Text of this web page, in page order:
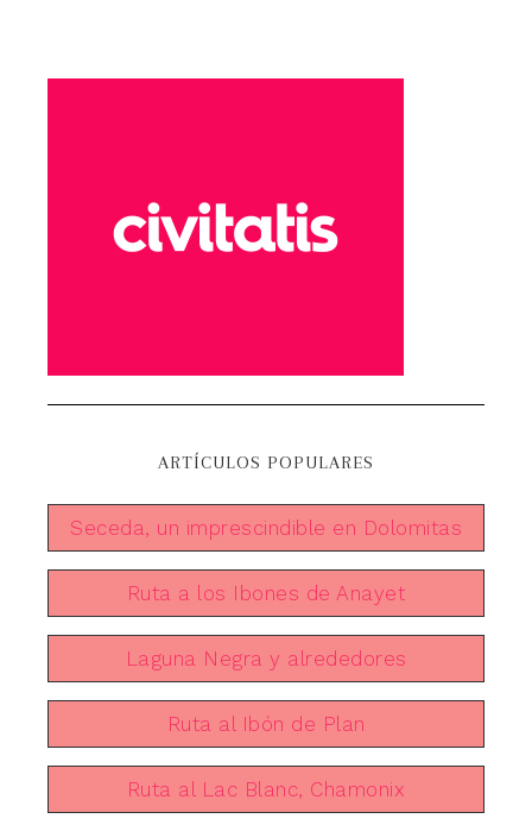
ARTÍCULOS POPULARES
Seceda, un imprescindible en Dolomitas
Ruta a los Ibones de Anayet
Laguna Negra y alrededores
Ruta al Ibón de Plan
Ruta al Lac Blanc, Chamonix